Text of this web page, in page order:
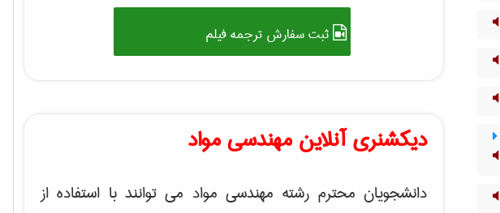
ثبت سفارش ترجمه فیلم
دیکشنری آنلاین مهندسی مواد
دانشجویان محترم رشته مهندسی مواد می توانند با استفاده از